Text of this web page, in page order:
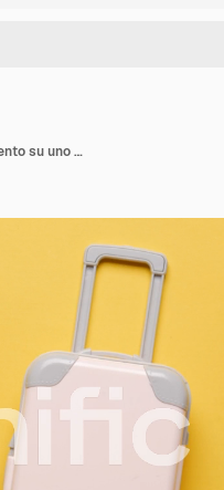
Clip di animazione stop motion di un bagaglio giocattolo in movimento su uno sfondo giallo. Concetto di viaggio. Vista dall'alto.